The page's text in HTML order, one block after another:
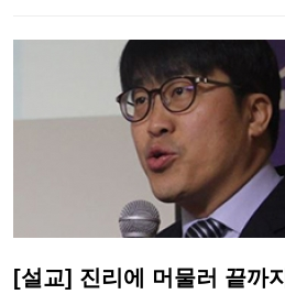
[설교] 진리에 머물러 끝까지